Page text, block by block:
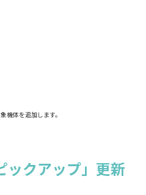
体を追加します。
ックアップ」更新